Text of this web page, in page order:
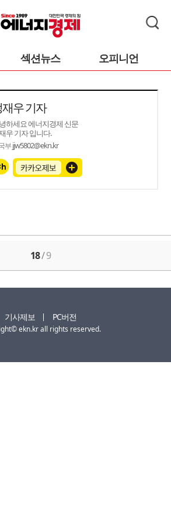
섹션뉴스 오피니언
우 기자
하세요 에너지경제 신문
우 기자 입니다.
부jjw5802@ekn.kr
18/9
기사제보 PC버전
ekn.kr all rights reserved.